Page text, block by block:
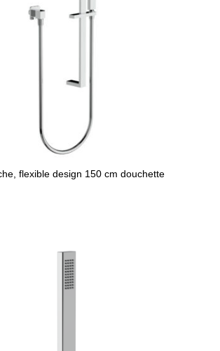
flexible design 150 cm douchette